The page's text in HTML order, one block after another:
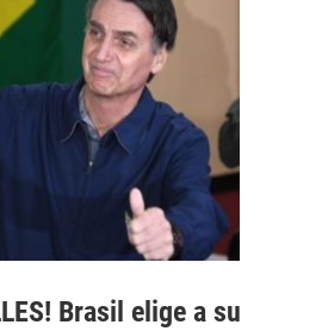
Brasil elige a su